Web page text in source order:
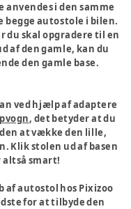
anvendes i den samme
begge autostole i bilen.
du skal opgradere til en
af den gamle, kan du
den gamle base.
ved hjælp af adaptere
, det betyder at du
at vække den lille,
Klik stolen ud af basen
altså smart!
af autostol hos Pixizoo
for at tilbyde den